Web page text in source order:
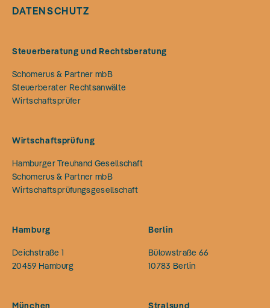
DATENSCHUTZ
Steuerberatung und Rechtsberatung
Schomerus & Partner mbB
Steuerberater Rechtsanwälte
Wirtschaftsprüfer
Wirtschaftsprüfung
Hamburger Treuhand Gesellschaft
Schomerus & Partner mbB
Wirtschaftsprüfungsgesellschaft
Hamburg
Deichstraße 1
20459 Hamburg
Berlin
Bülowstraße 66
10783 Berlin
München Stralsund